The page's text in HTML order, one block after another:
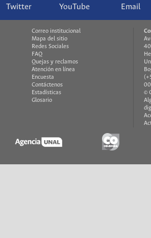
Twitter YouTube Email
Correo institucional
Mapa del sitio
Redes Sociales
FAQ
Quejas y reclamos
Atención en línea
Encuesta
Contáctenos
Estadísticas
Glosario
©